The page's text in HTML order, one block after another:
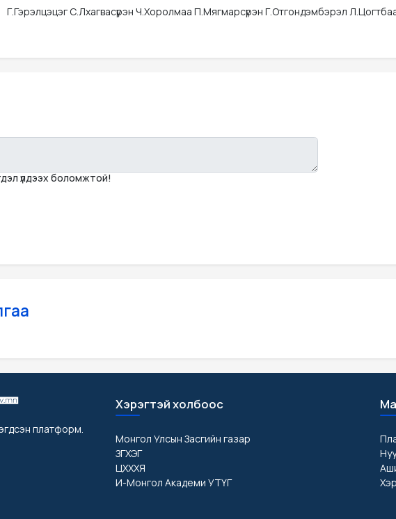
Г.Гэрэлцэцэг С.Лхагвасүрэн Ч.Хоролмаа П.Мягмарсүрэн Г.Отгондэмбэрэл
үлдээх боломжтой!
платформ
Хэрэгтэй холбоос
Монгол Улсын Засгийн газар
ЗГХЭГ
ЦХХХЯ
И-Монгол Академи УТҮГ